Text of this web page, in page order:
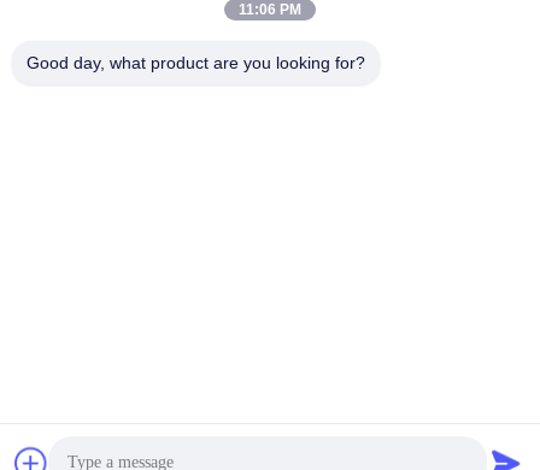
11:06 PM
Good day, what product are you looking for?